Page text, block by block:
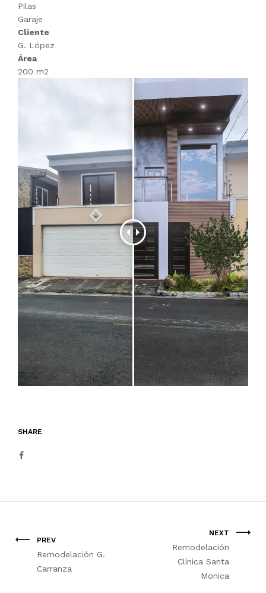
Pilas
Garaje
Cliente
G. López
Área
200 m2
SHARE
PREV
Remodelación G.
Carranza
NEXT
Remodelación
Clínica Santa
Monica